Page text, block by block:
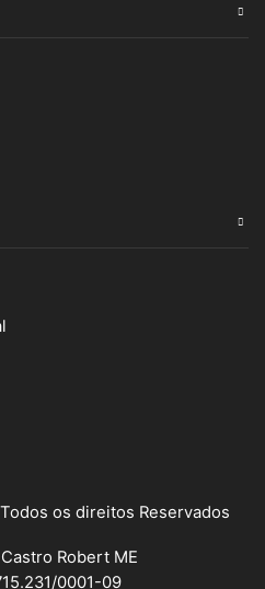
os direitos Reservados
Robert ME
0001-09